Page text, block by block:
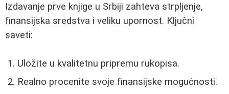
Izdavanje prve knjige u Srbiji zahteva strpljenje,
finansijska sredstva i veliku upornost. Ključni
saveti:
Uložite u kvalitetnu pripremu rukopisa.
Realno procenite svoje finansijske mogućnosti.